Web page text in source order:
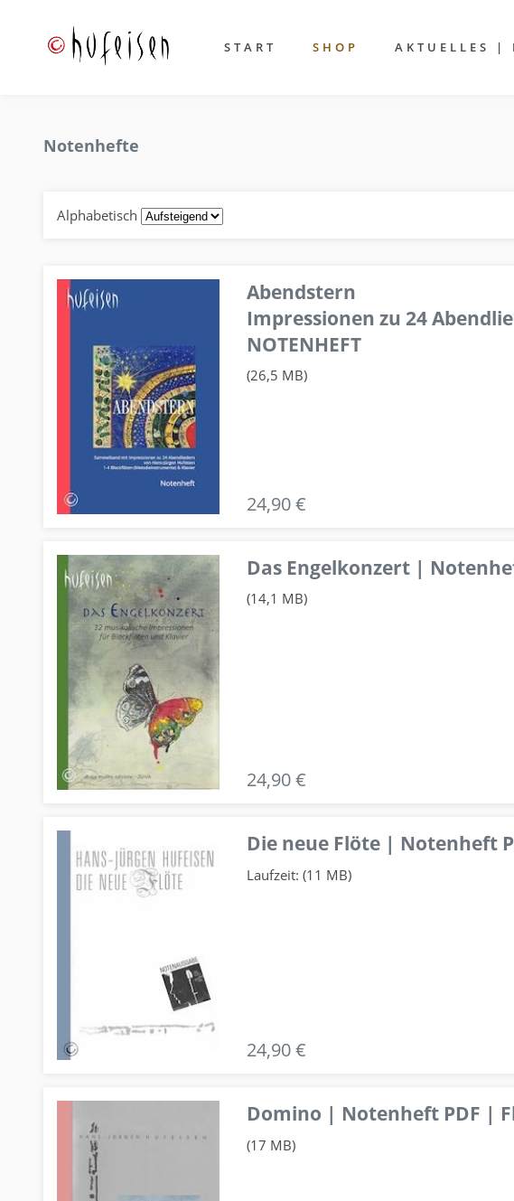
START SHOP AKTUELLES |
Notenhefte
Alphabetisch
Abendstern
Impressionen zu 24
NOTENHEFT
(26,5 MB)
24,90 €
Das Engelkonzert |
(14,1 MB)
24,90 €
Die neue Flöte | Notenheft
Laufzeit: (11 MB)
24,90 €
Domino | Notenheft PDF |
(17 MB)